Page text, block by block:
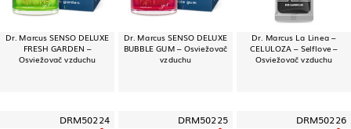
Dr. Marcus SENSO DELUXE
FRESH GARDEN –
Osviežovač vzduchu
Dr. Marcus SENSO DELUXE
BUBBLE GUM – Osviežovač
vzduchu
Dr. Marcus La Linea –
CELULOZA – Selflove –
Osviežovač vzduchu
DRM50224 DRM50225 DRM50226